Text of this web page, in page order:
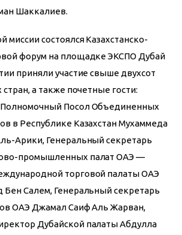
Шаккалиев.
миссии состоялся Казахстанско-
форум на площадке ЭКСПО Дубай
приняли участие свыше двухсот
а также почетные гости:
Посол Объединенных
в Республике Казахстан Мухаммеда
Арики, Генеральный секретарь
промышленных палат ОАЭ —
торговой палаты ОАЭ
Бен Салем, Генеральный секретарь
ОАЭ Джамал Саиф Аль Жарван,
Дубайской палаты Абдулла